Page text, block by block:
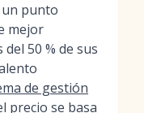
un punto
mejor
50 % de sus
de gestión
precio se basa